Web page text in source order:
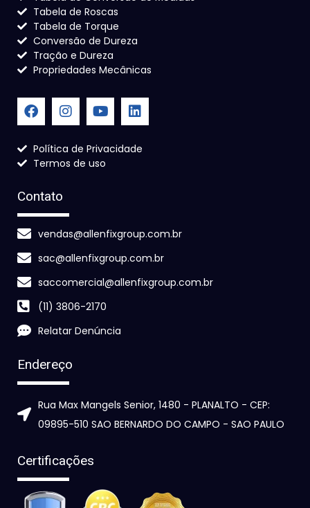
Tabela de Roscas
Tabela de Torque
Conversão de Dureza
Tração e Dureza
Propriedades Mecânicas
Política de Privacidade
Termos de uso
Contato
vendas@allenfixgroup.com.br
sac@allenfixgroup.com.br
saccomercial@allenfixgroup.com.br
(11) 3806-2170
Relatar Denúncia
Endereço
Rua Max Mangels Senior, 1480 - PLANALTO - CEP:
09895-510 SAO BERNARDO DO CAMPO - SAO PAULO
Certificações